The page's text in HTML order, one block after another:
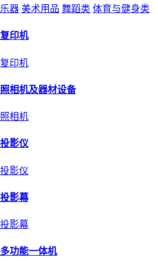
乐器 美术用品 舞蹈类 体育与健身类
复印机
复印机
照相机及器材设备
照相机
投影仪
投影仪
投影幕
投影幕
多功能一体机